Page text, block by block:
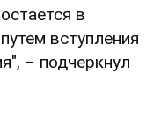
в
вступления
– подчеркнул